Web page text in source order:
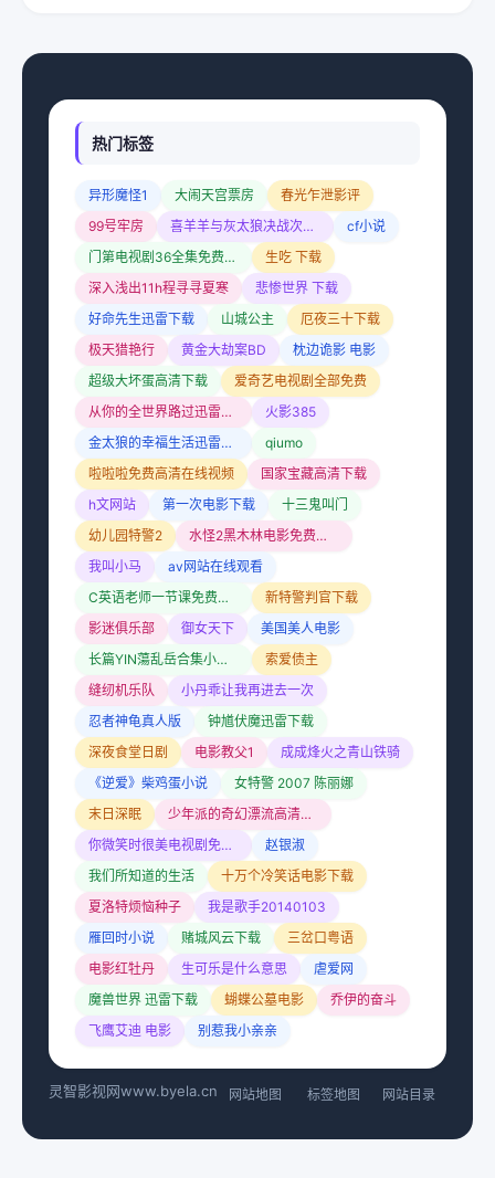
热门标签
异形魔怪1 大闹天宫票房
春光乍泄影评
99号牢房
喜羊羊与灰太狼决战次时代
cf小说
门第电视剧36全集免费完整版
生吃 下载
深入浅出11h程寻寻夏寒
悲惨世界 下载
好命先生迅雷下载
山城公主
厄夜三十下载
极天猎艳行
黄金大劫案BD
枕边诡影 电影
超级大坏蛋高清下载
爱奇艺电视剧全部免费
从你的全世界路过迅雷下载
火影385
金太狼的幸福生活迅雷下载
qiumo
啦啦啦免费高清在线视频
国家宝藏高清下载
h文网站
第一次电影下载
十三鬼叫门
幼儿园特警2
水怪2黑木林电影免费观看
我叫小马
av网站在线观看
C英语老师一节课免费视频
新特警判官下载
影迷俱乐部
御女天下
美国美人电影
长篇YIN蕩乱岳合集小说TXT
索爱债主
缝纫机乐队
小丹乖让我再进去一次
忍者神龟真人版
钟馗伏魔迅雷下载
深夜食堂日剧
电影教父1
成成烽火之青山铁骑
《逆爱》柴鸡蛋小说
女特警 2007 陈丽娜
末日深眠
少年派的奇幻漂流高清下载
你微笑时很美电视剧免费观看全集
赵银淑
我们所知道的生活
十万个冷笑话电影下载
夏洛特烦恼种子
我是歌手20140103
雁回时小说
赌城风云下载
三岔口粤语
电影红牡丹
生可乐是什么意思
虐爱网
魔兽世界 迅雷下载
蝴蝶公墓电影
乔伊的奋斗
飞鹰艾迪 电影
别惹我小亲亲
灵智影视网www.byela.cn 网站地图 标签地图 网站目录